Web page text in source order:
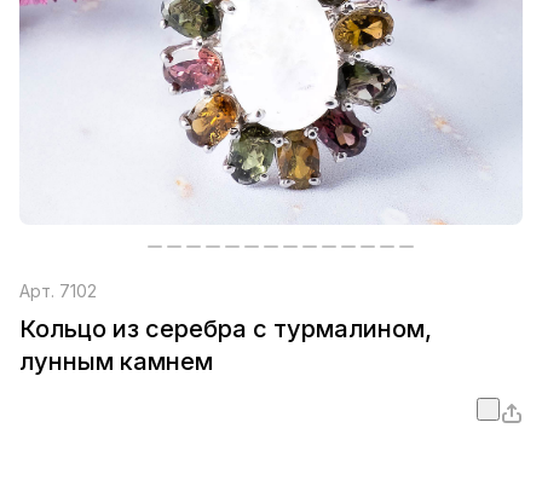
Арт. 7102
Кольцо из серебра с турмалином,
лунным камнем